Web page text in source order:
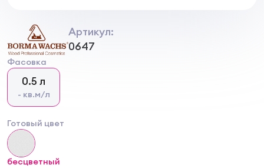
Артикул:
0647
Фасовка
0.5 л
- кв.м/л
Готовый цвет
бесцветный